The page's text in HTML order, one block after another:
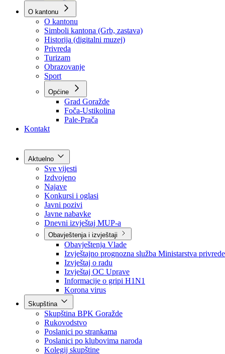
Strategije
Planovi
Značajni dokumenti
O kantonu
O kantonu
Simboli kantona (Grb, zastava)
Historija (digitalni muzej)
Privreda
Turizam
Obrazovanje
Sport
Općine
Kontakt
Aktuelno
Sve vijesti
Izdvojeno
Najave
Konkursi i oglasi
Javni pozivi
Javne nabavke
Dnevni izvještaj MUP-a
Obavještenja i izvještaji
Obavještenja Vlade
Izvještajno prognozna služba Ministarstva privrede
Izvještaj o radu
Izvještaj OC Uprave
Informacije o gripi H1N1
Korona virus
Skupština
Skupština BPK Goražde
Rukovodstvo